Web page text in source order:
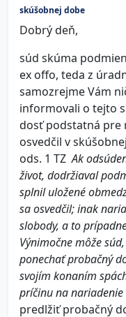
skúšobnej dobe
Dobrý deň,
súd skúma
ex offo, teda z
samozrejme Vám
informovali o tejto
dosť podstatná pre
osvedčil v
ods. 1 TZAk
život, dodržiaval
splnil uložené
sa osvedčil; inak
slobody, a to
Výnimočne môže
ponechať probačný
svojím konaním
príčinu na nariadenie
predlžiť probačný